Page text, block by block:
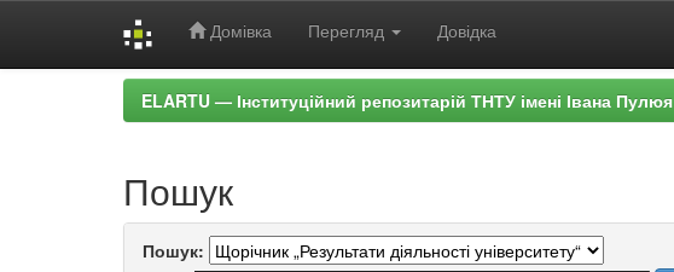
Домівка Перегляд Довідка
ELARTU — Інституційний репозитарій ТНТУ імені Івана Пулюя
Пошук
Пошук: